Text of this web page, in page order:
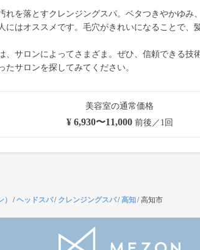
れを落とすクレンジングスパ。ベタつきやかゆみ
にはオススメです。毛穴がきれいになることで、
、サロンによってさまざま。ぜひ、信頼できる技
たサロンを探してみてください。
美容室の通常価格
¥ 6,930〜11,000前後／1回
/ヘッドスパ/ クレンジングスパ/高知/高知市